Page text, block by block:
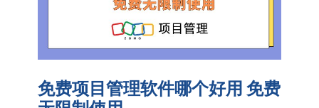
免费项目管理软件哪个好用 免费